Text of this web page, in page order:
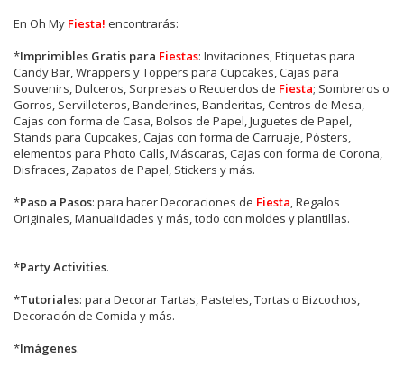
En Oh My Fiesta! encontrarás:
*Imprimibles Gratis para Fiestas: Invitaciones, Etiquetas para
Candy Bar, Wrappers y Toppers para Cupcakes, Cajas para
Souvenirs, Dulceros, Sorpresas o Recuerdos de Fiesta; Sombreros o
Gorros, Servilleteros, Banderines, Banderitas, Centros de Mesa,
Cajas con forma de Casa, Bolsos de Papel, Juguetes de Papel,
Stands para Cupcakes, Cajas con forma de Carruaje, Pósters,
elementos para Photo Calls, Máscaras, Cajas con forma de Corona,
Disfraces, Zapatos de Papel, Stickers y más.
*Paso a Pasos: para hacer Decoraciones de Fiesta, Regalos
Originales, Manualidades y más, todo con moldes y plantillas.
*Party Activities.
*Tutoriales: para Decorar Tartas, Pasteles, Tortas o Bizcochos,
Decoración de Comida y más.
*Imágenes.